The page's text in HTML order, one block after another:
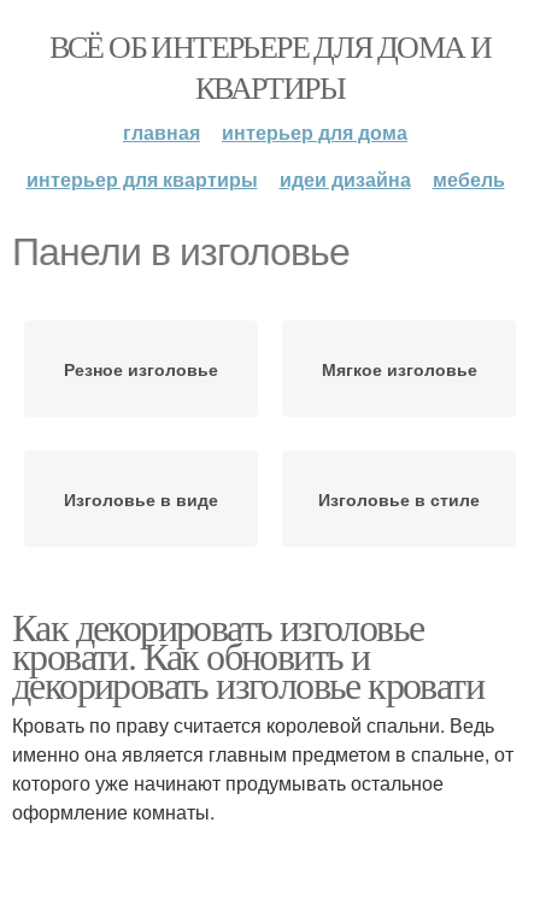
ВСЁ ОБ ИНТЕРЬЕРЕ ДЛЯ ДОМА И
КВАРТИРЫ
главная
интерьер для дома
интерьер для квартиры
идеи дизайна мебель
Панели в изголовье
Резное изголовье Мягкое изголовье
Изголовье в виде Изголовье в стиле
Как декорировать изголовье
кровати. Как обновить и
декорировать изголовье кровати
Кровать по праву считается королевой спальни. Ведь
именно она является главным предметом в спальне, от
которого уже начинают продумывать остальное
оформление комнаты.